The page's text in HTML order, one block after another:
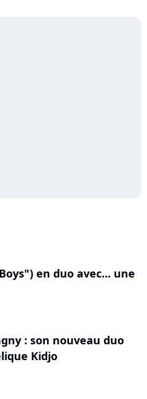
en duo avec... une
: son nouveau duo
Kidjo